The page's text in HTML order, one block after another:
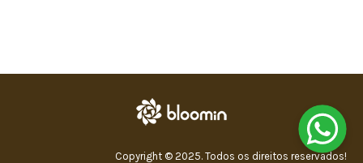
Copyright © 2025. Todos os direitos reservados!